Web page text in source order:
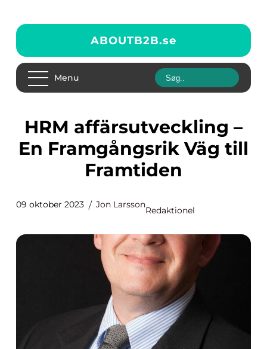
ABOUTB2B.se
Menu
HRM affärsutveckling –
En Framgångsrik Väg till
Framtiden
09 oktober 2023 Jon Larsson
Redaktionel